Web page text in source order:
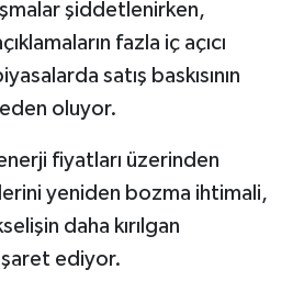
şiddetlenirken,
fazla iç açıcı
satış baskısının
oluyor.
fiyatları üzerinden
yeniden bozma ihtimali,
daha kırılgan
ediyor.